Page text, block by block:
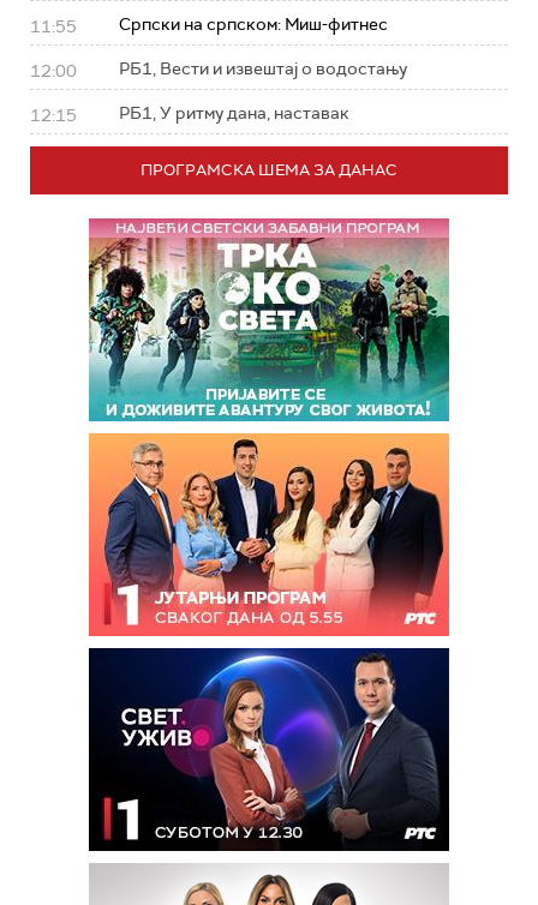
11:55 Српски на српском: Миш-фитнес
12:00 РБ1, Вести и извештај о водостању
12:15 РБ1, У ритму дана, наставак
ПРОГРАМСКА ШЕМА ЗА ДАНАС